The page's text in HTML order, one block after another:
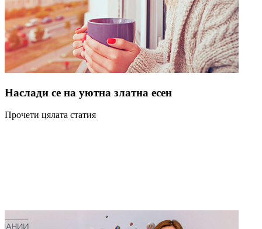
Наслади се на уютна златна есен
Прочети цялата статия